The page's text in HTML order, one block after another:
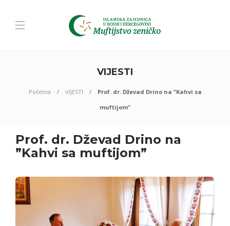
VIJESTI
Početna VIJESTI
Prof. dr. Dževad Drino na ”Kahvi sa
muftijom”
Prof. dr. Dževad Drino na
”Kahvi sa muftijom”